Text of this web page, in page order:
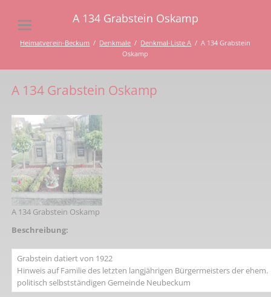
A 134 Grabstein Oskamp
Heimatverein-Beckum Denkmale Denkmal-Liste A
A 134 Grabstein
Oskamp
A 134 Grabstein Oskamp
A 134 Grabstein Oskamp
Beschreibung:
Grabstein datiert von 1922
Hinweis auf Familie des letzten langjährigen Bürgermeisters der ehem.
politisch selbstständigen Gemeinde Neubeckum